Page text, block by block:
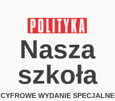
Nasza
szkoła
CYFROWE WYDANIE SPECJALNE